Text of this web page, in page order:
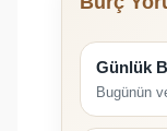
Günlük
Bugünün